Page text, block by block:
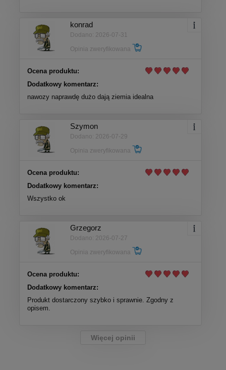
konrad
Dodano: 2026-07-31
Opinia zweryfikowana
Ocena produktu:
Dodatkowy komentarz:
nawozy naprawdę dużo dają ziemia idealna
Szymon
Dodano: 2026-07-29
Opinia zweryfikowana
Ocena produktu:
Dodatkowy komentarz:
Wszystko ok
Grzegorz
Dodano: 2026-07-27
Opinia zweryfikowana
Ocena produktu:
Dodatkowy komentarz:
Produkt dostarczony szybko i sprawnie. Zgodny z
opisem.
Więcej opinii